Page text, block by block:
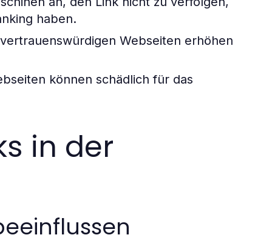
haben.
Webseiten erhöhen
können schädlich für das
in der